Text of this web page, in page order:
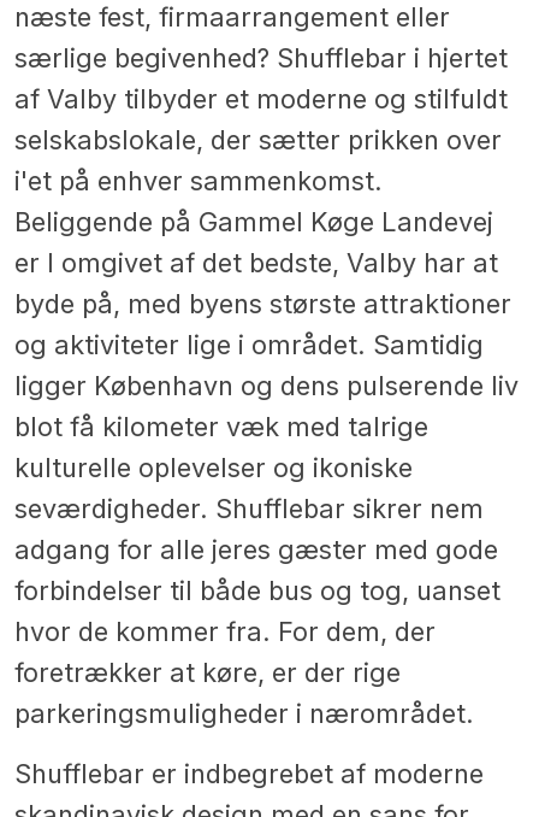
næste fest, firmaarrangement eller
særlige begivenhed? Shufflebar i hjertet
af Valby tilbyder et moderne og stilfuldt
selskabslokale, der sætter prikken over
i'et på enhver sammenkomst.
Beliggende på Gammel Køge Landevej
er I omgivet af det bedste, Valby har at
byde på, med byens største attraktioner
og aktiviteter lige i området. Samtidig
ligger København og dens pulserende liv
blot få kilometer væk med talrige
kulturelle oplevelser og ikoniske
seværdigheder. Shufflebar sikrer nem
adgang for alle jeres gæster med gode
forbindelser til både bus og tog, uanset
hvor de kommer fra. For dem, der
foretrækker at køre, er der rige
parkeringsmuligheder i nærområdet.
Shufflebar er indbegrebet af moderne